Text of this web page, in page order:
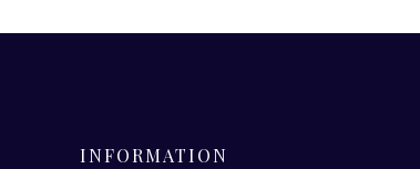
INFORMATION